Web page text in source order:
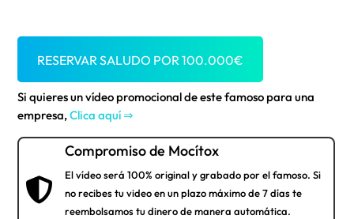
RESERVAR SALUDO POR100.000€
Si quieres un vídeo promocional de este famoso para una
empresa,Clica aquí ⇒

Compromiso de Mocítox
El vídeo será 100% original y grabado por el famoso. Si
no recibes tu video en un plazo máximo de 7 días te
reembolsamos tu dinero de manera automática.